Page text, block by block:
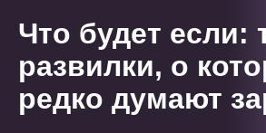
Что будет если:
развилки, о
редко думают